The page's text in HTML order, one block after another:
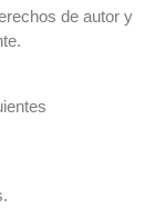
de autor y